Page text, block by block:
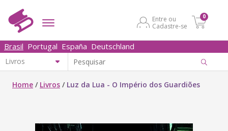
Entre ou
Cadastre-se
0
Brasil Portugal España Deutschland
Home / Livros / Luz da Lua - O Império dos Guardiões